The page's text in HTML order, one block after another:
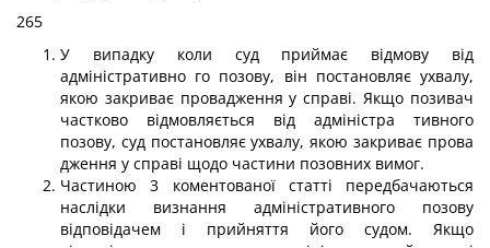
265
У випадку коли суд приймає відмову від
адміністративно го позову, він постановляє ухвалу,
якою закриває провадження у справі. Якщо позивач
частково відмовляється від адміністра тивного
позову, суд постановляє ухвалу, якою закриває прова
дження у справі щодо частини позовних вимог.
Частиною 3 коментованої статті передбачаються
наслідки визнання адміністративного позову
відповідачем і прийняття його судом. Якщо